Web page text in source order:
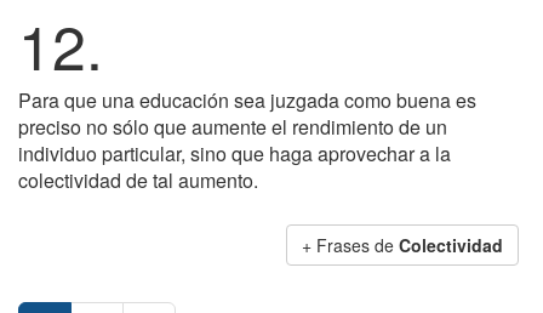
12.
Para que una educación sea juzgada como buena es
preciso no sólo que aumente el rendimiento de un
individuo particular, sino que haga aprovechar a la
colectividad de tal aumento.
+ Frases de Colectividad